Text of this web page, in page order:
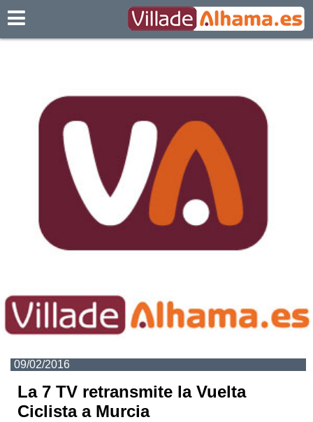
09/02/2016
La 7 TV retransmite la Vuelta
Ciclista a Murcia